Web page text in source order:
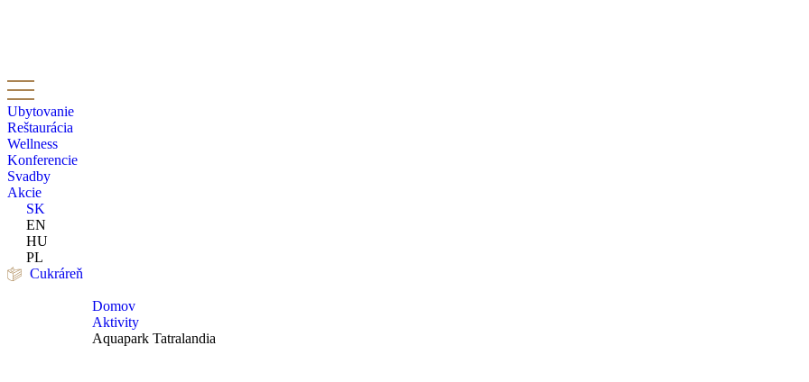
Ubytovanie
Reštaurácia
Wellness
Konferencie
Svadby
Akcie
SK
EN
HU
PL
Cukráreň
Domov
Aktivity
Aquapark Tatralandia